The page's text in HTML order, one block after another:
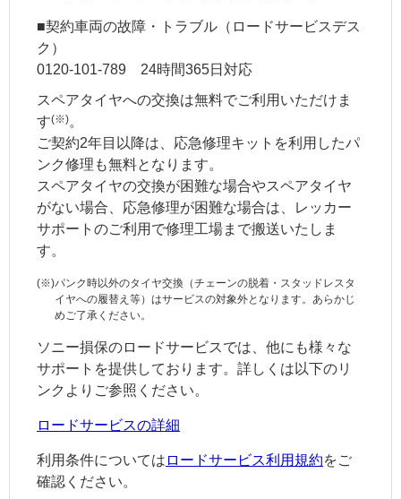
■契約車両の故障・トラブル（ロードサービスデス
ク）
0120-101-789 24時間365日対応
スペアタイヤへの交換は無料でご利用いただけま
す(※)。
ご契約2年目以降は、応急修理キットを利用したパ
ンク修理も無料となります。
スペアタイヤの交換が困難な場合やスペアタイヤ
がない場合、応急修理が困難な場合は、レッカー
サポートのご利用で修理工場まで搬送いたしま
す。
(※)パンク時以外のタイヤ交換（チェーンの脱着・スタッドレスタ
イヤへの履替え等）はサービスの対象外となります。あらかじ
めご了承ください。
ソニー損保のロードサービスでは、他にも様々な
サポートを提供しております。詳しくは以下のリ
ンクよりご参照ください。
ロードサービスの詳細
利用条件については ロードサービス利用規約をご
確認ください。